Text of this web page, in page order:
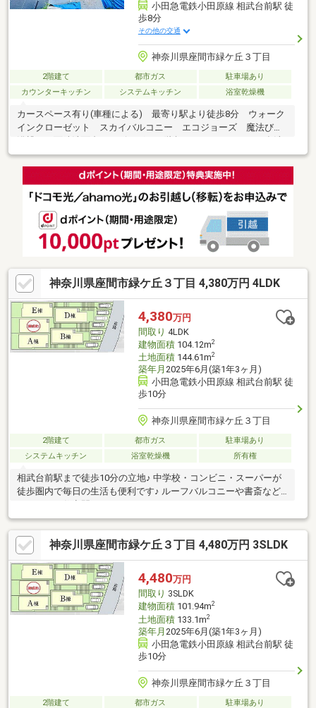
小田急電鉄小田原線 相武台前駅 徒
歩8分
その他の交通
神奈川県座間市緑ケ丘３丁目
2階建て 都市ガス
駐車場あり
カウンターキッチン
システムキッチン 浴室乾燥機
カースペース有り(車種による) 最寄り駅より徒歩8分 ウォーク
インクローゼット スカイバルコニー エコジョーズ 魔法びん
機 浄水器 都市ガス
神奈川県座間市緑ケ丘３丁目 4,380万円 4LDK
4,380万円
間取り 4LDK
建物面積104.12m2
土地面積144.61m2
築年月 2025年6月(築1年3ヶ月)
小田急電鉄小田原線 相武台前駅 徒
歩10分
神奈川県座間市緑ケ丘３丁目
2階建て 都市ガス
駐車場あり
システムキッチン
浴室乾燥機 所有権
相武台前駅まで徒歩10分の立地♪ 中学校・コンビニ・スーパーが
徒歩圏内で毎日の生活も便利です♪ ルーフバルコニーや書斎など
神奈川県座間市緑ケ丘３丁目 4,480万円 3SLDK
4,480万円
間取り 3SLDK
建物面積101.94m2
土地面積133.1m2
築年月 2025年6月(築1年3ヶ月)
小田急電鉄小田原線 相武台前駅 徒
歩10分
神奈川県座間市緑ケ丘３丁目
2階建て 都市ガス
駐車場あり